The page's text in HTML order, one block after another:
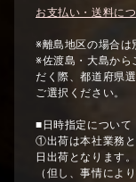
お支払い・送料に
※離島地区の場合は
※佐渡島・大島から
だく際、都道府県
ご選択ください。
■日時指定について
①出荷は本社業務
日出荷となります。
（但し、事情によ